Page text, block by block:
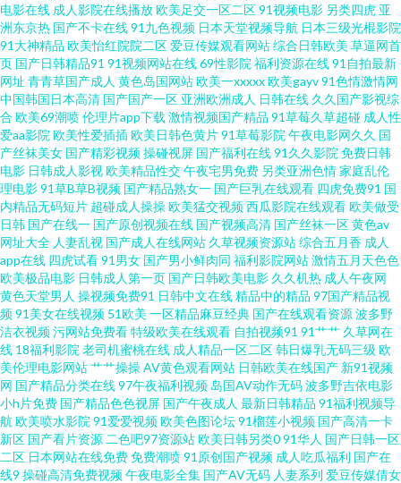
日本卡一 91高清视频网站 后入黑丝jk 午夜福利视频导航 成人久久视频 欧美
性视频一区二区三区 正规的股票配资 国产午夜男女爽爽影院 手机看片国产免
费永久 bt资源之家 免费追好看的电视剧 亚洲三级视频 国产欧美日韩免费 日
韩精品一级二级片 99精品电影网 莉莉影院免费 亚洲国产精品成人精品A片 国
产老师丝袜在线看 日韩成人无码专区 91人妻资源 精品国产网站国产网站 新
av网址 高清电影bt下载 平民影院 中文字幕电影 国家一级在线 偷拍亚洲经典
大奶激情资源网 欧美视频sss免费 原来是神马电视剧在线观看 韩国A片国产
浪潮AV 网站国产入口免费 成全动漫在线观看免费高清 欧美日韩成人影片在
线 在线观看高清完整电影 久久午夜国产精 亚洲精品综合在线影院 高效过滤
器 欧洲亚洲精品免费二区 亚洲欧美日韩愉拍自拍 国产簧片 日本美女AA 日本
精品一 91网在在线播放 老湿机福利院 亚洲女同一区二区 贵州路灯厂家 欧美
电影在线 成人影院在线播放欧美足交一区二区91视频电影 另类四虎 亚
洲东京热 国产不卡在线91九色视频 日本天堂视频导航 日本三级光棍影院
91大神精品 欧美怡红院院二区爱豆传媒观看网站综合日韩欧美 草逼网首
页 国产日韩精品91 91视频网站在线69性影院 福利资源在线91自拍最新
网址 青青草国产成人 黄色岛国网站欧美一xxxxx欧美gayv91色情激情网
中国韩国日本高清 国产国产一区 亚洲欧洲成人 日韩在线 久久国产影视综
合 欧美69潮喷伦理片app下载 激情视频国产精品 91草莓久草超碰 成人性
爱aa影院 欧美性爱插插欧美日韩色黄片91草莓影院 午夜电影网久久 国
产丝袜美女 国产精彩视频操碰视屏 国产福利在线91久久影院 免费日韩
电影 日韩成人影视欧美精品性交午夜宅男免费 另类亚洲色情家庭乱伦
理电影91草B草B视频 国产精品熟女一 国产巨乳在线观看 四虎免费91 国
内精品无码短片 超碰成人操操欧美猛交视频西瓜影院在线观看欧美做受
日韩 国产在线一 国产原创视频在线 国产视频高清 国产丝袜一区黄色av
网址大全 人妻乱视 国产成人在线网站 久草视频资源站综合五月香 成人
app在线 四虎试看91男女 国产男小鲜肉同 福利影院网站激情五月天色色
欧美极品电影 日韩成人第一页 国产日韩欧美电影 久久机热 成人午夜网
黄色天堂男人 操视频免费91 日韩中文在线精品中的精品 97国产精品视
频91美女在线视频 51欧美 一区精品麻豆经典 国产在线观看资源波多野
洁衣视频污网站免费看特级欧美在线观看 自拍视频91 91艹艹 久草网在
线 18福利影院 老司机蜜桃在线 成人精品一区二区韩日爆乳无码三级 欧
美伦理电影网站艹艹操操AV黄色观看网站 日韩欧美在线国产 新91视频
网 国产精品分类在线97午夜福利视频 岛国AV动作无码波多野吉依电影
小h片免费 国产精品色色视屏 国产午夜成人 最新日韩精品 91福利视频导
航 欧美喷水影院 91爱爱视频欧美色图论坛91榴莲小视频 国产高清一卡
新区 国产看片资源 二色吧97资源站欧美日韩另类091华人 国产日韩一区
二区 日本网站在线免费免费潮喷91原创国产视频 成人吃瓜福利 国产在
线9 操碰高清免费视频午夜电影全集 国产AV无码 人妻系列 爱豆传媒倩女